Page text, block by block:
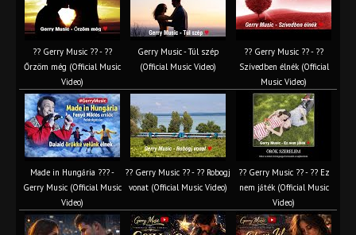
?? Gerry Music ?? - ??
Őrzöm még (Official Music
Video)
Gerry Music - Túl szép
(Official Music Video)
?? Gerry Music ?? - ??
Szívedben élnék (Official
Music Video)
Made in Hungária ??? -
Gerry Music (Official Music
Video)
?? Gerry Music ?? - ?? Robogj
vonat (Official Music Video)
?? Gerry Music ?? - ?? Ez
nem játék (Official Music
Video)